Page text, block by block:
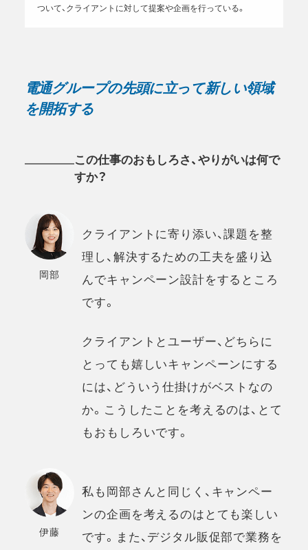
ついて、クライアントに対して提案や企画を行っている。
電通グループの先頭に立って新しい領域
を開拓する
この仕事のおもしろさ、やりがいは何で
すか？
岡部
クライアントに寄り添い、課題を整
理し、解決するための工夫を盛り込
んでキャンペーン設計をするところ
です。
クライアントとユーザー、どちらに
とっても嬉しいキャンペーンにする
には、どういう仕掛けがベストなの
か。こうしたことを考えるのは、とて
もおもしろいです。
伊藤
私も岡部さんと同じく、キャンペー
ンの企画を考えるのはとても楽しい
です。また、デジタル販促部で業務を